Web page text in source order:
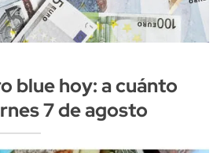
blue hoy: a cuánto
7 de agosto